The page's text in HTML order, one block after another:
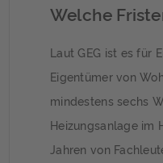
Welche
Laut GEG ist es für
Eigentümer von
mindestens sechs
Heizungsanlage im
Jahren von